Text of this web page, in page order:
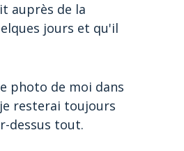
auprès de la
jours et qu'il
photo de moi dans
resterai toujours
dessus tout.